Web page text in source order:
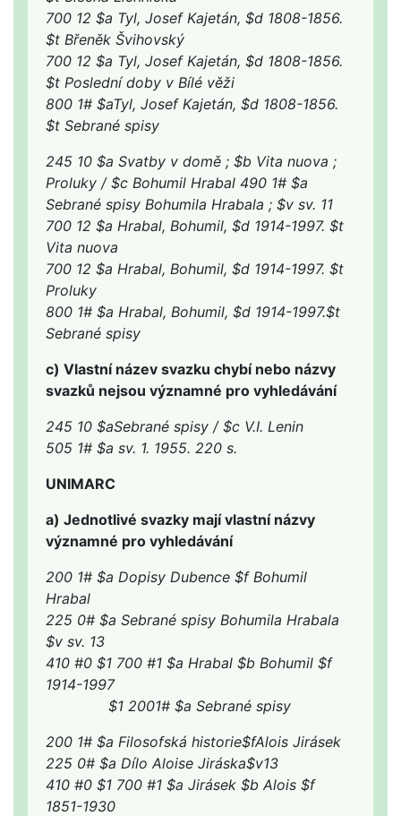
700 12 $a Tyl, Josef Kajetán, $d 1808-1856.
$t Břeněk Švihovský
700 12 $a Tyl, Josef Kajetán, $d 1808-1856.
$t Poslední doby v Bílé věži
800 1# $aTyl, Josef Kajetán, $d 1808-1856.
$t Sebrané spisy
245 10 $a Svatby v domě ; $b Vita nuova ;
Proluky / $c Bohumil Hrabal 490 1# $a
Sebrané spisy Bohumila Hrabala ; $v sv. 11
700 12 $a Hrabal, Bohumil, $d 1914-1997. $t
Vita nuova
700 12 $a Hrabal, Bohumil, $d 1914-1997. $t
Proluky
800 1# $a Hrabal, Bohumil, $d 1914-1997.$t
Sebrané spisy
c) Vlastní název svazku chybí nebo názvy
svazků nejsou významné pro vyhledávání
245 10 $aSebrané spisy / $c V.I. Lenin
505 1# $a sv. 1. 1955. 220 s.
UNIMARC
a) Jednotlivé svazky mají vlastní názvy
významné pro vyhledávání
200 1# $a Dopisy Dubence $f Bohumil
Hrabal
225 0# $a Sebrané spisy Bohumila Hrabala
$v sv. 13
410 #0 $1 700 #1 $a Hrabal $b Bohumil $f
1914-1997
$1 2001# $a Sebrané spisy
200 1# $a Filosofská historie$fAlois Jirásek
225 0# $a Dílo Aloise Jiráska$v13
410 #0 $1 700 #1 $a Jirásek $b Alois $f
1851-1930